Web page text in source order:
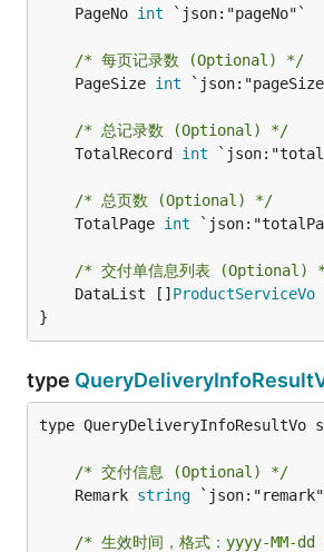
	PageNo
int `json:"pageNo"`
/* 每页记录数 (Optional) */
	PageSize
int
/* 总记录数 (Optional) */
	TotalRecord
int
/* 总页数 (Optional) */
	TotalPage
int
/* 交付单信息列表 (Optional)
	DataList []
ProductServiceVo
}
type
type QueryDeliveryInfoResultVo
/* 交付信息 (Optional) */
	Remark
string
/* 生效时间，格式：yyyy-MM-